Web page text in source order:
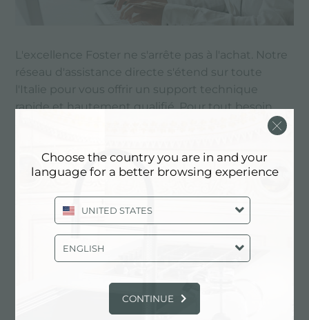
L'excellence Foster ne s'arrête pas à l'achat. Notre
réseau d'assistance directe s'étend sur toute
l'Italie pour vous offrir un support technique
rapide et hautement qualifié. Pour tout besoin,
vous pouvez identifier le centre d'assistance de
section contacts : votre sérénité est notre priorité.
SERVICES
Choose the country you are in and your
language for a better browsing experience
UNITED STATES
ENGLISH
CONTINUE